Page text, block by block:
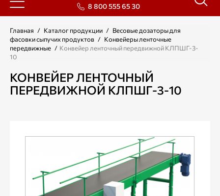
8 800 555 65 30
Главная / Каталог продукции / Весовые дозаторы для
фасовки сыпучих продуктов / Конвейеры ленточные
передвижные / Конвейер ленточный передвижной КЛПШГ-3-
10
КОНВЕЙЕР ЛЕНТОЧНЫЙ
ПЕРЕДВИЖНОЙ КЛПШГ-3-10